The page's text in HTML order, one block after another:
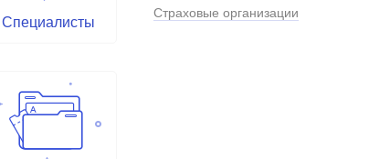
Специалисты
Страховые организации